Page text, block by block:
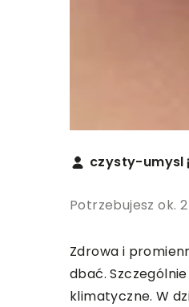
czysty-umysl
Potrzebujesz ok.
Zdrowa i
dbać.
klimatyczne. W